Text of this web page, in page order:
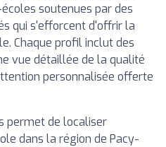
soutenues par des
qui s'efforcent d'offrir la
Chaque profil inclut des
vue détaillée de la qualité
personnalisée offerte
permet de localiser
dans la région de Pacy-